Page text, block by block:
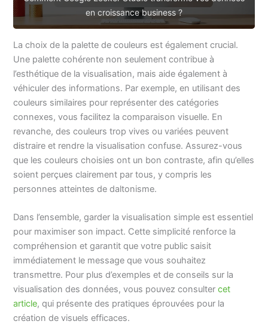
en croissance business ?
La choix de la palette de couleurs est également crucial.
Une palette cohérente non seulement contribue à
l’esthétique de la visualisation, mais aide également à
véhiculer des informations. Par exemple, en utilisant des
couleurs similaires pour représenter des catégories
connexes, vous facilitez la comparaison visuelle. En
revanche, des couleurs trop vives ou variées peuvent
distraire et rendre la visualisation confuse. Assurez-vous
que les couleurs choisies ont un bon contraste, afin qu’elles
soient perçues clairement par tous, y compris les
personnes atteintes de daltonisme.
Dans l’ensemble, garder la visualisation simple est essentiel
pour maximiser son impact. Cette simplicité renforce la
compréhension et garantit que votre public saisit
immédiatement le message que vous souhaitez
transmettre. Pour plus d’exemples et de conseils sur la
visualisation des données, vous pouvez consultercet
article, qui présente des pratiques éprouvées pour la
création de visuels efficaces.